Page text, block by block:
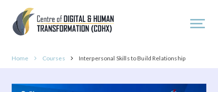
Home Courses Interpersonal Skills to Build Relationship